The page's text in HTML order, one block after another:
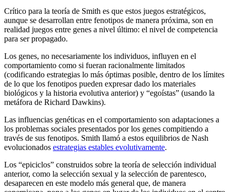
Crítico para la teoría de Smith es que estos juegos estratégicos,
aunque se desarrollan entre fenotipos de manera próxima, son en
realidad juegos entre genes a nivel último: el nivel de competencia
para ser propagado.
Los genes, no necesariamente los individuos, influyen en el
comportamiento como si fueran racionalmente limitados
(codificando estrategias lo más óptimas posible, dentro de los límites
de lo que los fenotipos pueden expresar dado los materiales
biológicos y la historia evolutiva anterior) y “egoístas” (usando la
metáfora de Richard Dawkins).
Las influencias genéticas en el comportamiento son adaptaciones a
los problemas sociales presentados por los genes compitiendo a
través de sus fenotipos. Smith llamó a estos equilibrios de Nash
evolucionados estrategias estables evolutivamente.
Los “epiciclos” construidos sobre la teoría de selección individual
anterior, como la selección sexual y la selección de parentesco,
desaparecen en este modelo más general que, de manera